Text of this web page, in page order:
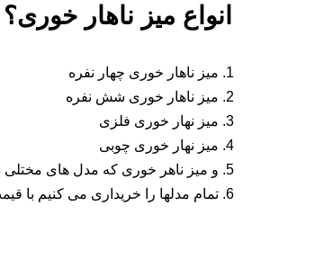
انواع میز ناهار خوری؟
میز ناهار خوری چهار نفره
میز ناهار خوری شش نفره
میز نهار خوری فلزی
میز نهار خوری چوبی
و میز ناهر خوری که مدل های مختلی
تمام مدلها را خریداری می کنیم با